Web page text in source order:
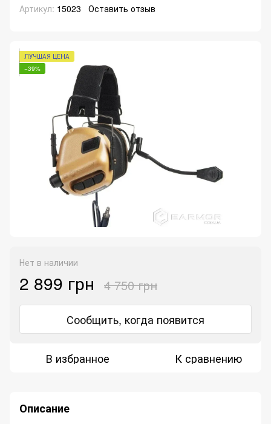
Артикул: 15023 Оставить отзыв
ЛУЧШАЯ ЦЕНА
−39%
Нет в наличии
2 899 грн 4 750 грн
Сообщить, когда появится
В избранное К сравнению
Описание